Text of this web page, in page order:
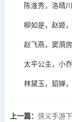
陈淮秀，洛晴
柳如是，赵姬
赵飞燕，窦漪
太平公主，小
林黛玉，貂婵
上一篇： 侠义手游